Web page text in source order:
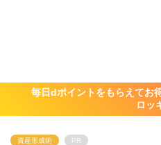
毎日dポイントをもらえてお
ロッ
資産形成術 PR